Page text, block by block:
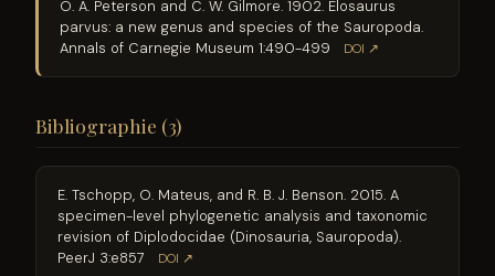
O. A. Peterson and C. W. Gilmore. 1902. Elosaurus
parvus: a new genus and species of the Sauropoda.
Annals of Carnegie Museum 1:490-499
DOI ↗
Bibliographie (3)
E. Tschopp, O. Mateus, and R. B. J. Benson. 2015. A
specimen-level phylogenetic analysis and taxonomic
revision of Diplodocidae (Dinosauria, Sauropoda).
PeerJ 3:e857
DOI ↗